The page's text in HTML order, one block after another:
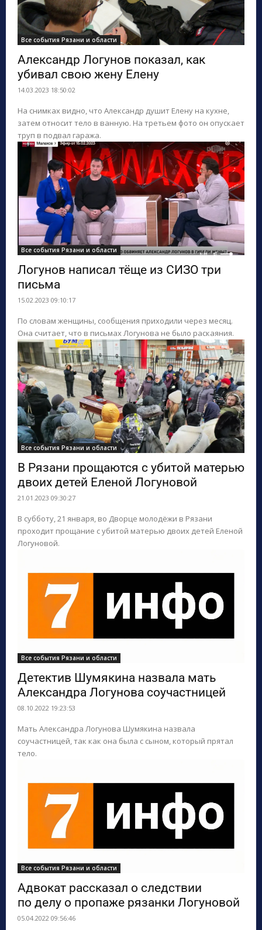
Все события Рязани и области
Александр Логунов показал, как
убивал свою жену Елену
14.03.2023 18:50:02
На снимках видно, что Александр душит Елену на кухне,
затем относит тело в ванную. На третьем фото он опускает
труп в подвал гаража.
Все события Рязани и области
Логунов написал тёще из СИЗО три
письма
15.02.2023 09:10:17
По словам женщины, сообщения приходили через месяц.
Она считает, что в письмах Логунова не было раскаяния.
Все события Рязани и области
В Рязани прощаются с убитой матерью
двоих детей Еленой Логуновой
21.01.2023 09:30:27
В субботу, 21 января, во Дворце молодёжи в Рязани
проходит прощание с убитой матерью двоих детей Еленой
Логуновой.
Все события Рязани и области
Детектив Шумякина назвала мать
Александра Логунова соучастницей
08.10.2022 19:23:53
Мать Александра Логунова Шумякина назвала
соучастницей, так как она была с сыном, который прятал
тело.
Все события Рязани и области
Адвокат рассказал о следствии
по делу о пропаже рязанки Логуновой
05.04.2022 09:56:46